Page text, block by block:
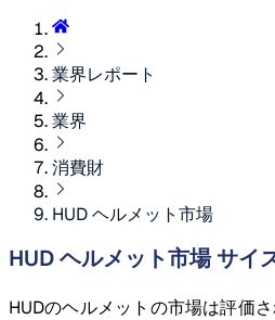
業界レポート
業界
消費財
HUD ヘルメット市場
HUD ヘルメット市場 サイ
HUDのヘルメットの市場は評価